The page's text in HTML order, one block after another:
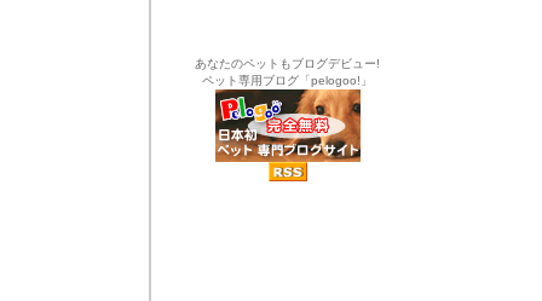
あなたのペットもブログデビュー!
ペット専用ブログ「pelogoo!」